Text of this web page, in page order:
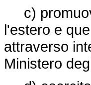
c)
l'estero e
attraverso
Ministero